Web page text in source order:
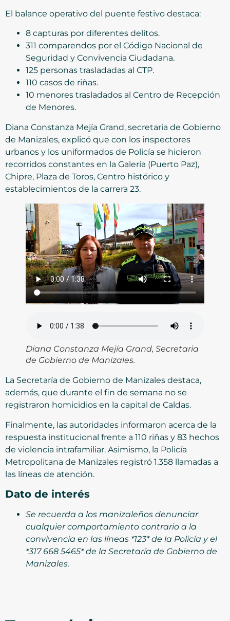
El balance operativo del puente festivo destaca:
8 capturas por diferentes delitos.
311 comparendos por el Código Nacional de
Seguridad y Convivencia Ciudadana.
125 personas trasladadas al CTP.
110 casos de riñas.
10 menores trasladados al Centro de Recepción
de Menores.
Diana Constanza Mejía Grand, secretaria de Gobierno
de Manizales, explicó que con los inspectores
urbanos y los uniformados de Policía se hicieron
recorridos constantes en la Galería (Puerto Paz),
Chipre, Plaza de Toros, Centro histórico y
establecimientos de la carrera 23.
Diana Constanza Mejía Grand, Secretaria
de Gobierno de Manizales.
La Secretaría de Gobierno de Manizales destaca,
además, que durante el fin de semana no se
registraron homicidios en la capital de Caldas.
Finalmente, las autoridades informaron acerca de la
respuesta institucional frente a 110 riñas y 83 hechos
de violencia intrafamiliar. Asimismo, la Policía
Metropolitana de Manizales registró 1.358 llamadas a
las líneas de atención.
Dato de interés
Se recuerda a los manizaleños denunciar
cualquier comportamiento contrario a la
convivencia en las líneas *123* de la Policía y el
*317 668 5465* de la Secretaría de Gobierno de
Manizales.